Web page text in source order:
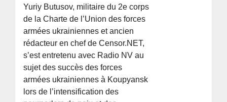
Yuriy Butusov, militaire du 2e corps
de la Charte de l’Union des forces
armées ukrainiennes et ancien
rédacteur en chef de Censor.NET,
s’est entretenu avec Radio NV au
sujet des succès des forces
armées ukrainiennes à Koupyansk
lors de l’intensification des